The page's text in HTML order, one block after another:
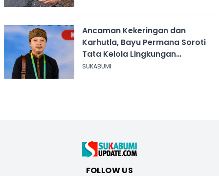
Ancaman Kekeringan dan
Karhutla, Bayu Permana Soroti
Tata Kelola Lingkungan
Sukabumi
SUKABUMI
FOLLOW US